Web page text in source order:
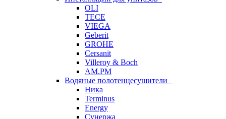
OLI
TECE
VIEGA
Geberit
GROHE
Cersanit
Villeroy & Boch
AM.PM
Водяные полотенцесушители
Ника
Terminus
Energy
Сунержа